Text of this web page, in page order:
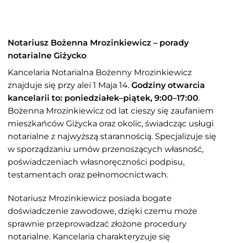
Notariusz Bożenna Mrozinkiewicz – porady
notarialne Giżycko
Kancelaria Notarialna Bożenny Mrozinkiewicz
znajduje się przy alei 1 Maja 14. Godziny otwarcia
kancelarii to: poniedziałek–piątek, 9:00–17:00.
Bożenna Mrozinkiewicz od lat cieszy się zaufaniem
mieszkańców Giżycka oraz okolic, świadcząc usługi
notarialne z najwyższą starannością. Specjalizuje się
w sporządzaniu umów przenoszących własność,
poświadczeniach własnoręczności podpisu,
testamentach oraz pełnomocnictwach.
Notariusz Mrozinkiewicz posiada bogate
doświadczenie zawodowe, dzięki czemu może
sprawnie przeprowadzać złożone procedury
notarialne. Kancelaria charakteryzuje się